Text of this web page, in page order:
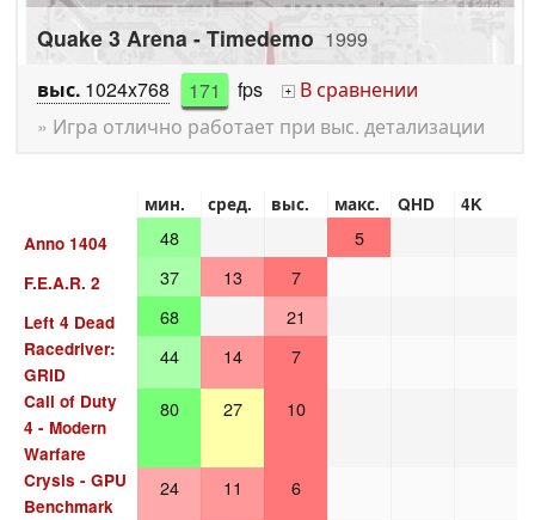
Quake 3 Arena - Timedemo 1999
выс. 1024x768 171 fps +
В сравнении
» Игра отлично работает при выс. детализации
мин. сред. выс. макс. QHD
4K
Anno 1404
48 5
F.E.A.R. 2 37 13 7
Left 4 Dead 68 21
Racedriver:
GRID
44 14 7
Call of Duty
4 - Modern
Warfare
80 27 10
Crysis - GPU
Benchmark
24 11 6